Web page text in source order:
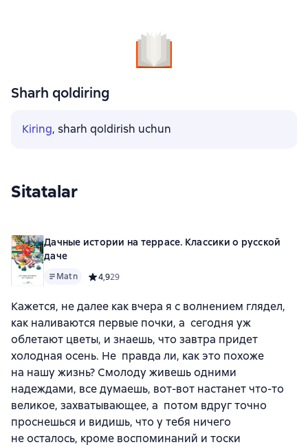
Sharh qoldiring
Kiring, sharh qoldirish uchun
Sitatalar
Дачные истории на террасе. Классики о русской
даче
Matn Средний рейтинг 4,9 на основе 29 оценок
4,929
Кажется, не далее как вчера я с волнением глядел,
как наливаются первые почки, а сегодня уж
облетают цветы, и знаешь, что завтра придет
холодная осень. Не правда ли, как это похоже
на нашу жизнь? Смолоду живешь одними
надеждами, все думаешь, вот-вот настанет что-то
великое, захватывающее, а потом вдруг точно
проснешься и видишь, что у тебя ничего
не осталось, кроме воспоминаний и тоски